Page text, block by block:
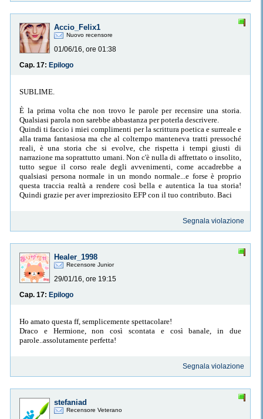
Accio_Felix1
Nuovo recensore
01/06/16, ore 01:38
Cap. 17: Epilogo
SUBLIME.
È la prima volta che non trovo le parole per recensire una storia.
Qualsiasi parola non sarebbe abbastanza per poterla descrivere.
Quindi ti faccio i miei complimenti per la scrittura poetica e surreale e
alla trama fantasiosa ma che al coltempo manteneva tratti pressoché
reali, è una storia che si evolve, che rispetta i tempi giusti di
narrazione ma soprattutto umani. Non c'è nulla di affrettato o insolito,
tutto segue il corso reale degli avvenimenti, come accadrebbe a
qualsiasi persona normale in un mondo normale...e forse è proprio
questa traccia realtà a rendere così bella e autentica la tua storia!
Quindi grazie per aver impreziosito EFP con il tuo contributo. Baci
Segnala violazione
Healer_1998
Recensore Junior
29/01/16, ore 19:15
Cap. 17: Epilogo
Ho amato questa ff, semplicemente spettacolare!
Draco e Hermione, non così scontata e così banale, in due
parole..assolutamente perfetta!
Segnala violazione
stefaniad
Recensore Veterano